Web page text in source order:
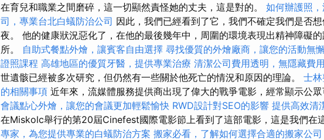
在育兒和職業之間磨碎，這一切顯然責怪她的丈夫，這是對的。 如何辦護照
司，專業台北白蟻防治公司 因此，我們已經看到了它，我們不確定我們是否
夜。 他的健康狀況惡化了，在他的最後幾年中，周圍的環境表現出精神障礙
所。 自助式餐點外燴，讓賓客自由選擇 尋找優質的外燴廠商，讓您的活動無
證照課程 高雄地區的優質牙醫，提供專業治療 清潔公司費用透明，無隱藏費用
世遺骸已經被多次研究，但仍然有一些關於他死亡的情況和原因的理論。 士
的相關事項 近年來，流媒體服務提供商出現了偉大的戰爭電影，經常顯示公眾
會議點心外燴，讓您的會議更加輕鬆愉快 RWD設計對SEO的影響 提供高效清
在Miskolc舉行的第20屆Cinefest國際電影節上看到了這部電影，這是我們在
專家，為您提供專業的白蟻防治方案 搬家必看，了解如何選擇合適的搬家公司